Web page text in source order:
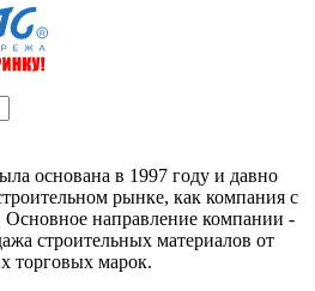
основана в 1997 году и давно
рынке, как компания с
Основное направление компании -
строительных материалов от
торговых марок.